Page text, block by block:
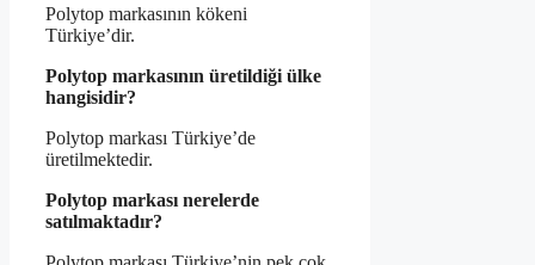
Polytop markasının kökeni
Türkiye’dir.
Polytop markasının üretildiği ülke
hangisidir?
Polytop markası Türkiye’de
üretilmektedir.
Polytop markası nerelerde
satılmaktadır?